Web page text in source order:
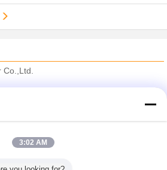
Suplier
3:02 AM